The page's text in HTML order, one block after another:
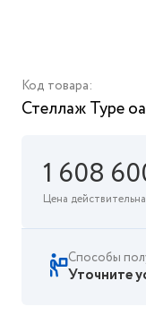
Код товара:
Стеллаж Type
1 608
Цена
Способы
Уточните